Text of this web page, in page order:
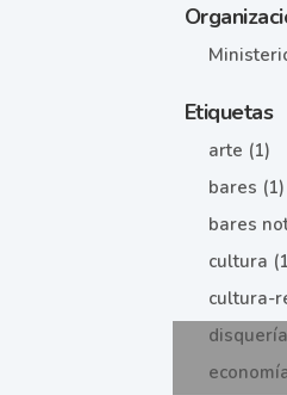
Etiquetas
arte (1)
bares (1)
bares
cultura
cultura-